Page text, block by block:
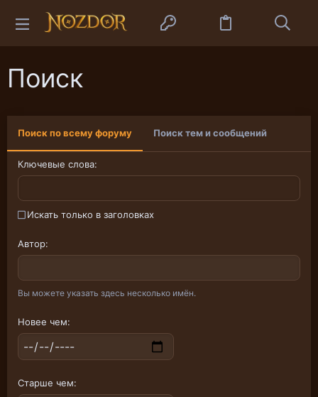
Поиск
Поиск по всему форуму Поиск тем и сообщений
Ключевые слова
Искать только в заголовках
Автор
Вы можете указать здесь несколько имён.
Новее чем
Старше чем